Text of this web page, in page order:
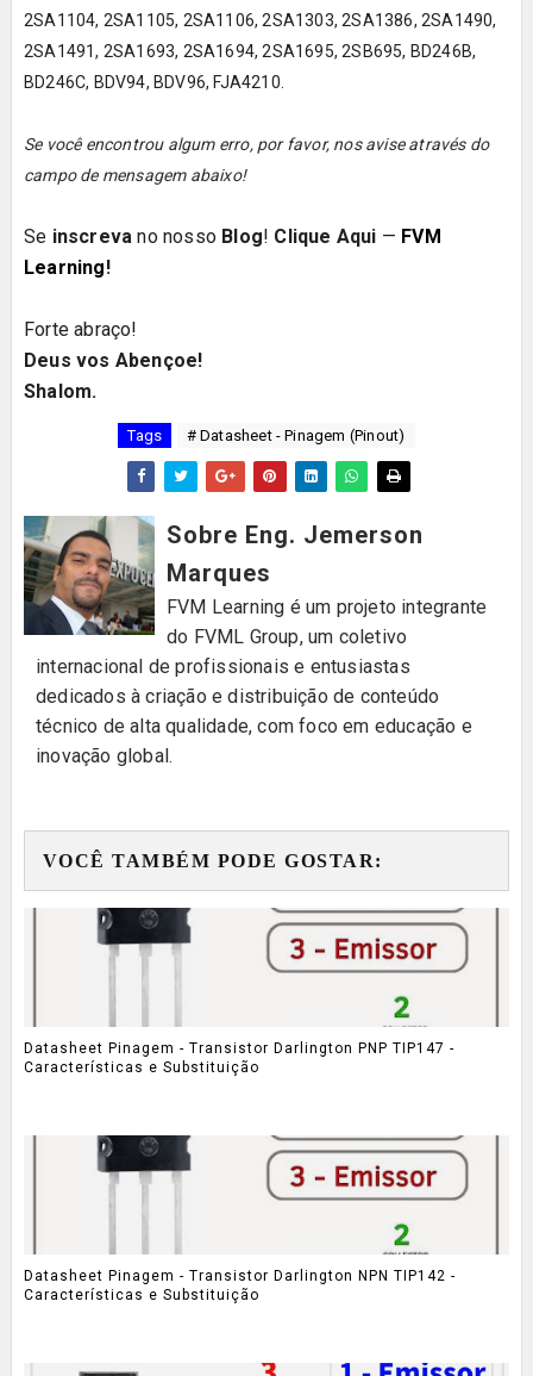
2SA1104, 2SA1105, 2SA1106, 2SA1303, 2SA1386, 2SA1490,
2SA1491, 2SA1693, 2SA1694, 2SA1695, 2SB695, BD246B,
BD246C, BDV94, BDV96, FJA4210.
Se você encontrou algum erro, por favor, nos avise através do
campo de mensagem abaixo!
Se inscreva no nosso Blog! Clique Aqui — FVM
Learning!
Forte abraço!
Deus vos Abençoe!
Shalom.
Tags # Datasheet - Pinagem (Pinout)
Sobre Eng. Jemerson
Marques
FVM Learning é um projeto integrante
do FVML Group, um coletivo
internacional de profissionais e entusiastas
dedicados à criação e distribuição de conteúdo
técnico de alta qualidade, com foco em educação e
inovação global.
VOCÊ TAMBÉM PODE GOSTAR:
Datasheet Pinagem - Transistor Darlington PNP TIP147 -
Características e Substituição
Datasheet Pinagem - Transistor Darlington NPN TIP142 -
Características e Substituição